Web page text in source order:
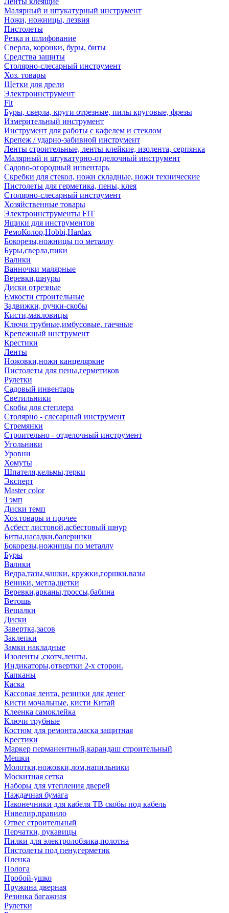
Малярный и штукатурный инструмент
Ножи, ножницы, лезвия
Пистолеты
Резка и шлифование
Сверла, коронки, буры, биты
Средства защиты
Столярно-слесарный инструмент
Хоз. товары
Щетки для дрели
Электроинструмент
Fit
Буры, сверла, круги отрезные, пилы круговые, фрезы
Измерительный инструмент
Инструмент для работы с кафелем и стеклом
Крепеж / ударно-забивной инструмент
Ленты строительные, ленты клейкие, изолента, серпянка
Малярный и штукатурно-отделочный инструмент
Садово-огородный инвентарь
Скребки для стекол, ножи складные, ножи технические
Пистолеты для герметика, пены, клея
Столярно-слесарный инструмент
Хозяйственные товары
Электроинструменты FIT
Ящики для инструментов
РемоКолор,Hobbi,Hardax
Бокорезы,ножницы по металлу
Буры,сверла,пики
Валики
Ванночки малярные
Веревки,шнуры
Диски отрезные
Емкости строительные
Задвижки, ручки-скобы
Кисти,макловицы
Ключи трубные,имбусовые, гаечные
Крепежный инструмент
Крестики
Ленты
Ножовки,ножи канцеляркие
Пистолеты для пены,герметиков
Рулетки
Садовый инвентарь
Светильники
Скобы для степлера
Столярно - слесарный инструмент
Стремянки
Строительно - отделочный инструмент
Угольники
Уровни
Хомуты
Шпателя,кельмы,терки
Эксперт
Master color
Тэмп
Диски темп
Хоз.товары и прочее
Асбест листовой,асбестовый шнур
Биты,насадки,балеринки
Бокорезы,ножницы по металлу
Буры
Валики
Ведра,тазы,чашки, кружки,горшки,вазы
Веники, метла,щетки
Веревки,арканы,троссы,бабина
Ветошь
Вешалки
Диски
Завертка,засов
Заклепки
Замки накладные
Изоленты ,скотч,ленты.
Индикаторы,отвертки 2-х сторон.
Капканы
Каска
Кассовая лента, резинки для денег
Кисти мочальные, кисти Китай
Клеенка самоклейка
Ключи трубные
Костюм для ремонта,маска защитная
Крестики
Маркер перманентный,карандаш строительный
Мешки
Молотки,ножовки,лом,напильники
Москитная сетка
Наборы для утепления дверей
Наждачная бумага
Наконечники для кабеля ТВ скобы под кабель
Нивелир,правило
Отвес строительный
Перчатки, рукавицы
Пилки для электролобзика,полотна
Пистолеты под пену,герметик
Пленка
Полога
Пробой-ушко
Пружина дверная
Резинка багажная
Рулетки